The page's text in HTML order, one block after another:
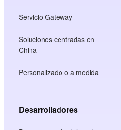
Servicio Gateway
Soluciones centradas en
China
Personalizado o a medida
Desarrolladores